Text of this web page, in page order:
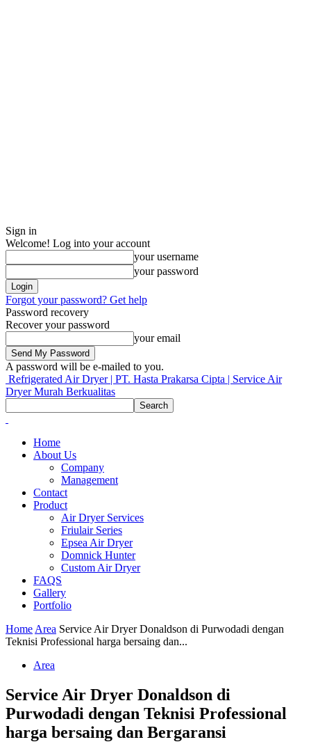
Sign in
Welcome! Log into your account
your username
your password
Forgot your password? Get help
Password recovery
Recover your password
your email
A password will be e-mailed to you.
Refrigerated Air Dryer | PT. Hasta Prakarsa Cipta | Service Air
Dryer Murah Berkualitas
Home
About Us
Company
Management
Contact
Product
Air Dryer Services
Friulair Series
Epsea Air Dryer
Domnick Hunter
Custom Air Dryer
FAQS
Gallery
Portfolio
Home Area Service Air Dryer Donaldson di Purwodadi dengan
Teknisi Professional harga bersaing dan...
Area
Service Air Dryer Donaldson di
Purwodadi dengan Teknisi Professional
harga bersaing dan Bergaransi